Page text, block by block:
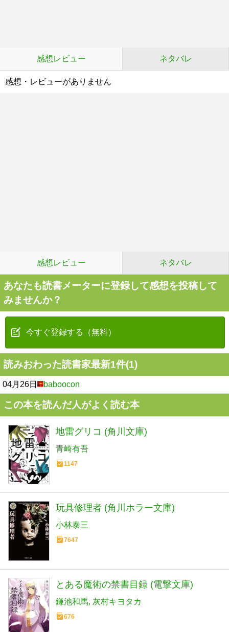
感想レビュー ネタバレ
感想・レビューがありません
感想レビュー ネタバレ
あなたも読書メーターに登録して感想を投稿して
みませんか？
今すぐ登録する（無料）
読みおわった読書家最新1件(1)
04月26日 baboocon
この本を読んだ人がよく読む本
地雷グリコ (角川文庫)
青崎有吾
1147
玩具修理者 (角川ホラー文庫)
小林泰三
7647
とある魔術の禁書目録 (電撃文庫)
鎌池和馬 灰村キヨタカ
676